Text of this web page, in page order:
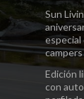
Sun
especial
campers
Edición
con